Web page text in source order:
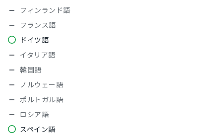
フィンランド語
フランス語
ドイツ語
イタリア語
韓国語
ノルウェー語
ポルトガル語
ロシア語
スペイン語